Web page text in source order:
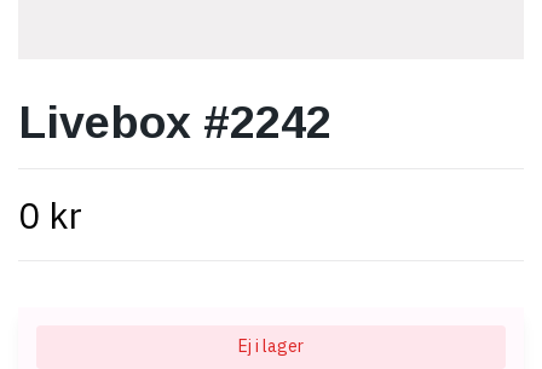
Livebox #2242
0 kr
Ej i lager